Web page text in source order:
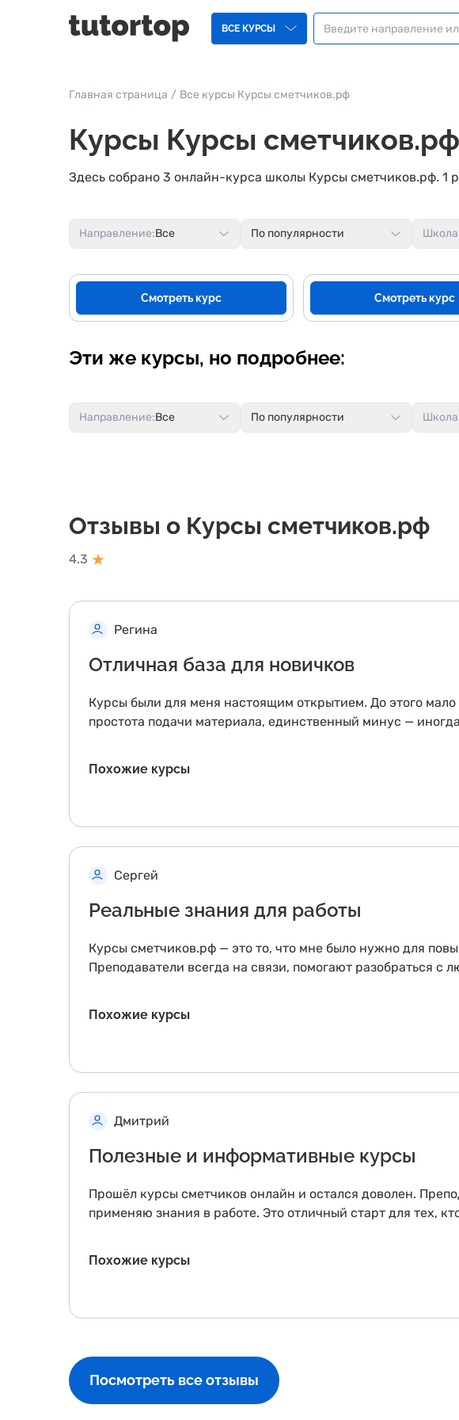
ВСЕ КУРСЫ
Главная страница / Все курсы Курсы сметчиков.рф
Курсы Курсы сметчиков.рф
Здесь собрано 3 онлайн-курса школы Курсы сметчиков.рф.
По популярности
Направление:Все
Смотреть курс Смотреть курс
Эти же курсы, но подробнее:
Направление:Все По популярности
Отзывы о Курсы сметчиков.рф
4.3 ★
Регина
Отличная база для новичков
Курсы были для меня настоящим открытием. До этого
простота подачи материала, единственный минус —
Похожие курсы
Сергей
Реальные знания для работы
Курсы сметчиков.рф — это то, что мне было нужно для
Преподаватели всегда на связи, помогают разобраться
Похожие курсы
Дмитрий
Полезные и информативные курсы
Прошёл курсы сметчиков онлайн и остался доволен.
применяю знания в работе. Это отличный старт для тех,
Похожие курсы
Посмотреть все отзывы